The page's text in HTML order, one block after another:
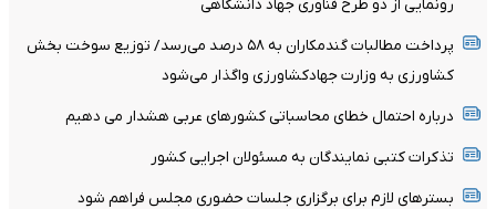
رونمایی از دو طرح فناوری جهاد دانشگاهی
پرداخت مطالبات گندمکاران به ۵۸ درصد می‌رسد/ توزیع سوخت بخش
کشاورزی به وزارت جهادکشاورزی واگذار می‌شود
درباره احتمال خطای محاسباتی کشورهای عربی هشدار می دهیم
تذکرات کتبی نمایندگان به مسئولان اجرایی کشور
بسترهای لازم برای برگزاری جلسات حضوری مجلس فراهم شود